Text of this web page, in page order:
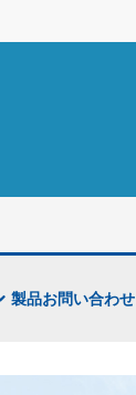
製品お問い合わせ